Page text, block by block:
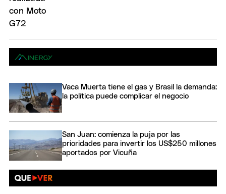
Vaca Muerta tiene el gas y Brasil la demanda:
la política puede complicar el negocio
San Juan: comienza la puja por las
prioridades para invertir los US$250 millones
aportados por Vicuña